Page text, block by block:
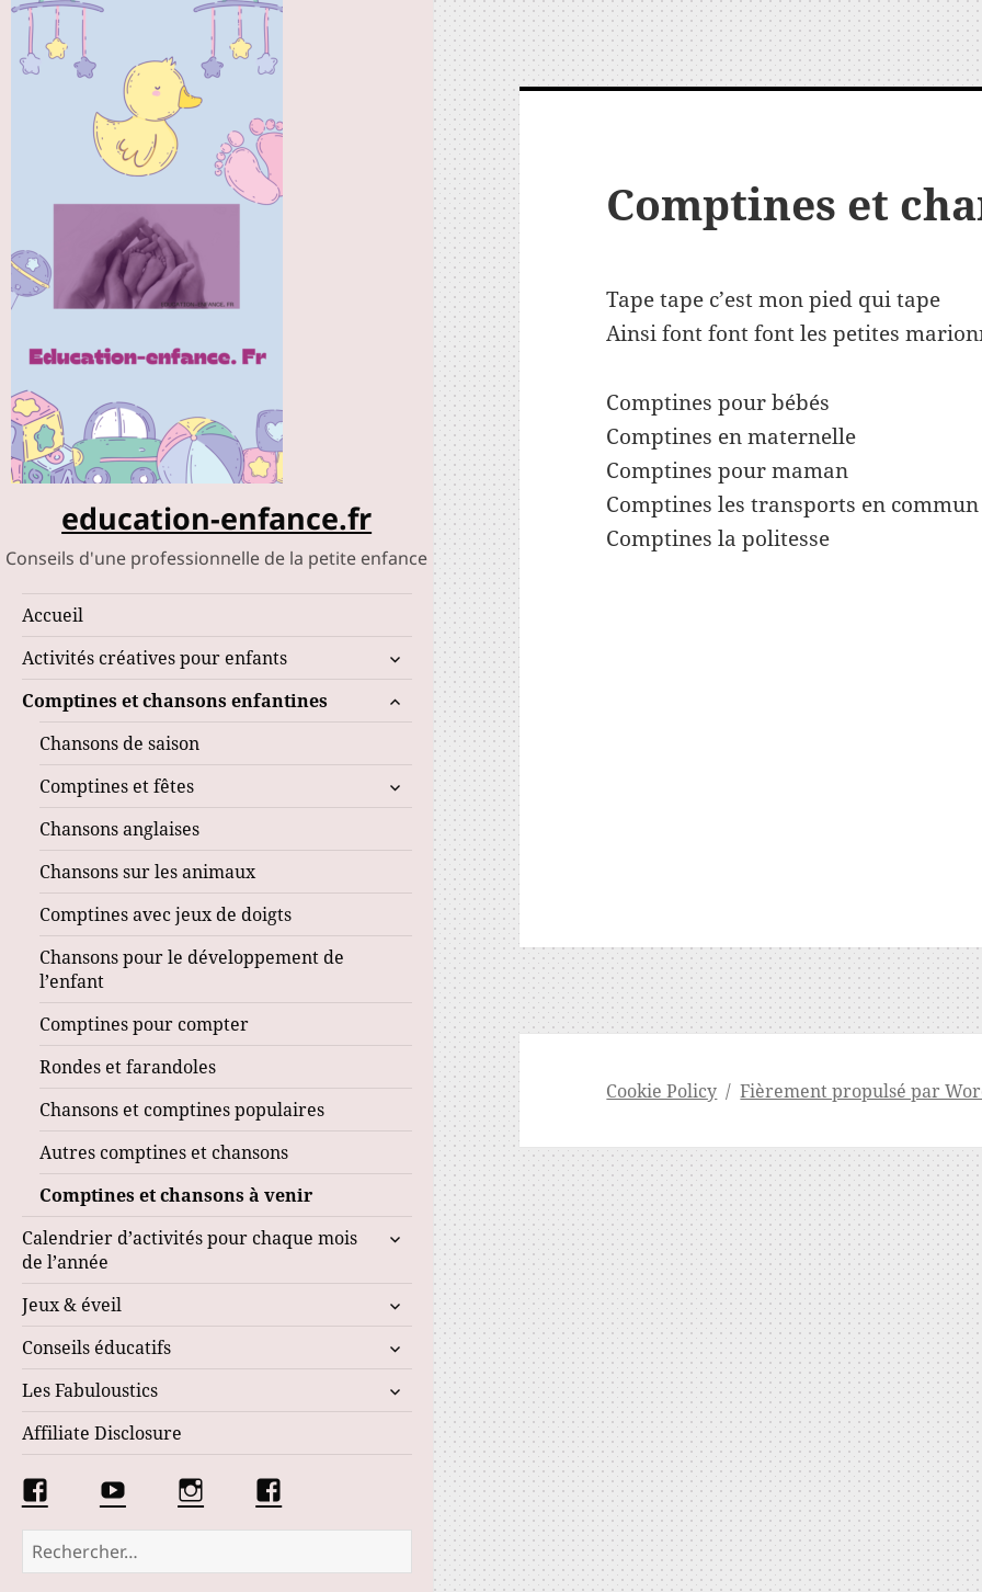
education-enfance.fr
Conseils d'une professionnelle de la petite enfance
Accueil
Activités créatives pour enfants
ouvrir
sous-
Comptines et chansons enfantines
ouvrir
Chansons de saison
Comptines et fêtes
ouvrir
Chansons anglaises
Chansons sur les animaux
Comptines avec jeux de doigts
Chansons pour le développement de
l’enfant
Comptines pour compter
Rondes et farandoles
Chansons et comptines populaires
Autres comptines et chansons
Comptines et chansons à venir
Calendrier d’activités pour chaque mois
de l’année
ouvrir
menu
Jeux & éveil
ouvrir
sous-
Conseils éducatifs
ouvrir
sous-
Les Fabuloustics
ouvrir
Affiliate Disclosure
Facebook
Les
Fabuloustics
Conseils
d’une
éducatrice
de
Éduquer
les
petits
La
communauté
Marmotille
Rechercher :
Comptines et
Tape tape c’est mon pied qui tape
Ainsi font font font les petites
Comptines pour bébés
Comptines en maternelle
Comptines pour maman
Comptines les transports en commun
Comptines la politesse
Cookie Policy Fièrement propulsé par